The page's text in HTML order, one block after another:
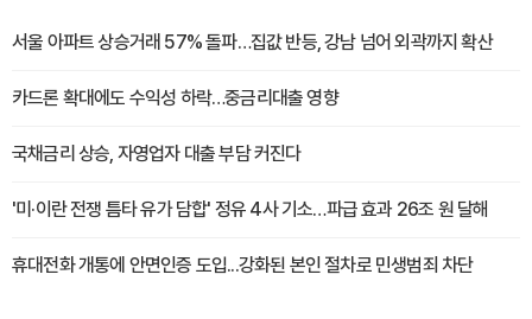
서울 아파트 상승거래 57% 돌파…집값 반등, 강남 넘어 외곽까지 확산
카드론 확대에도 수익성 하락…중금리대출 영향
국채금리 상승, 자영업자 대출 부담 커진다
'미·이란 전쟁 틈타 유가 담합' 정유 4사 기소…파급 효과 26조 원 달해
휴대전화 개통에 안면인증 도입...강화된 본인 절차로 민생범죄 차단